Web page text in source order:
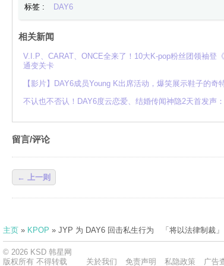
标签 : DAY6
相关新闻
V.I.P、CARAT、ONCE全来了！10大K-pop粉丝团领袖登
通变关卡
【影片】DAY6成员Young K出席活动，爆笑展示鞋子的奇
不认也不否认！DAY6度云恋爱、结婚传闻神隐2天首发声
留言/评论
← 上一则
主页» KPOP » JYP 为 DAY6 回击私生行为 「将以法律制裁」
© 2026 KSD 韩星网
版权所有 不得转载
关於我们 免责声明 私隐政策 广告